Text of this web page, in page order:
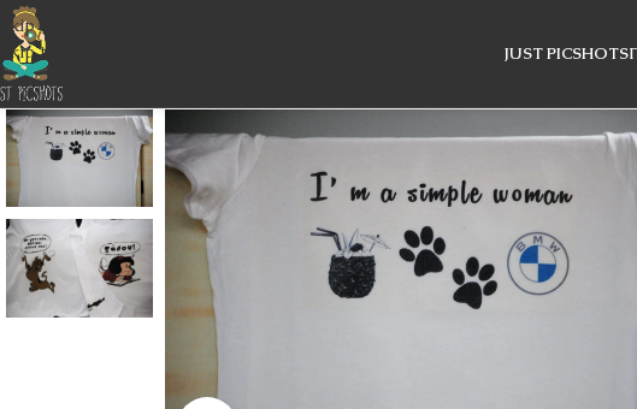
Skip to navigation
Skip to main content
JUST PICSHOTS